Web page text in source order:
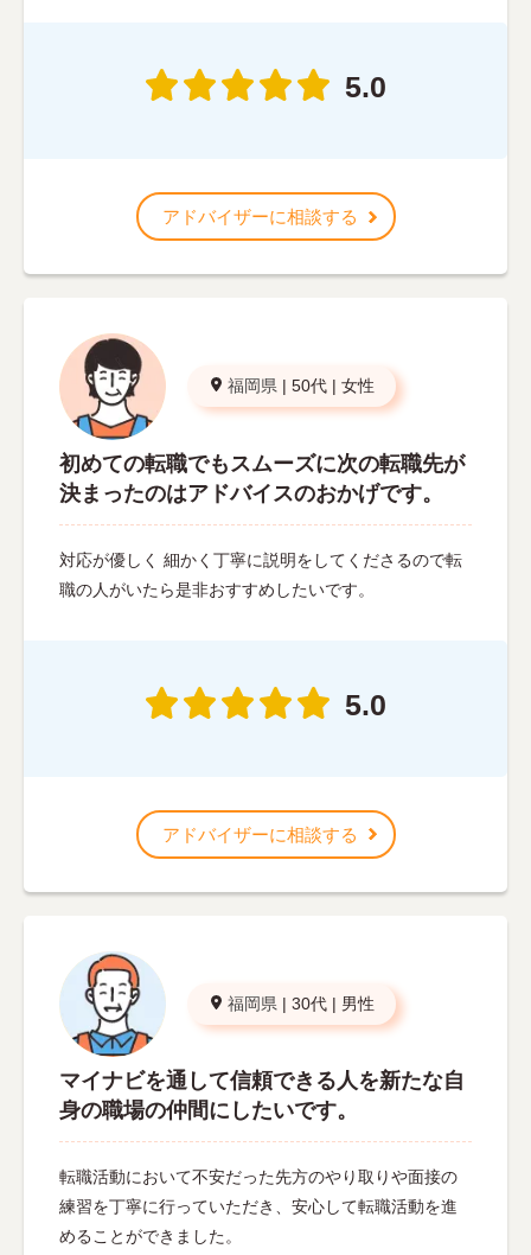
5.0
アドバイザーに相談する
福岡県 | 50代 | 女性
初めての転職でもスムーズに次の転職先が
決まったのはアドバイスのおかげです。
対応が優しく 細かく丁寧に説明をしてくださるので転
職の人がいたら是非おすすめしたいです。
5.0
アドバイザーに相談する
福岡県 | 30代 | 男性
マイナビを通して信頼できる人を新たな自
身の職場の仲間にしたいです。
転職活動において不安だった先方のやり取りや面接の
練習を丁寧に行っていただき、安心して転職活動を進
めることができました。